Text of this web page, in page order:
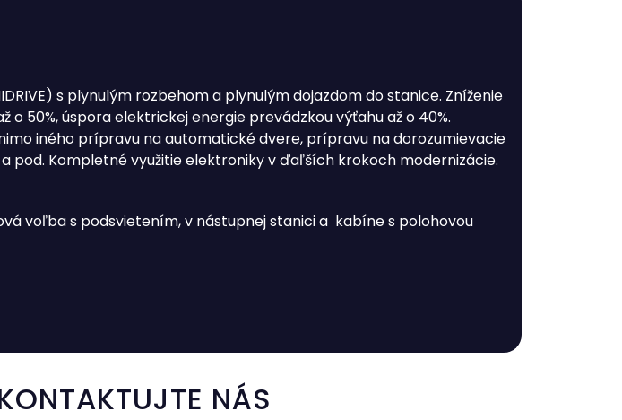
s plynulým rozbehom a plynulým dojazdom do stanice. Zníženie
o 50%, úspora elektrickej energie prevádzkou výťahu až o 40%.
iného prípravu na automatické dvere, prípravu na dorozumievacie
pod. Kompletné využitie elektroniky v ďaľších krokoch modernizácie.
voľba s podsvietením, v nástupnej stanici a kabíne s polohovou
NÁS